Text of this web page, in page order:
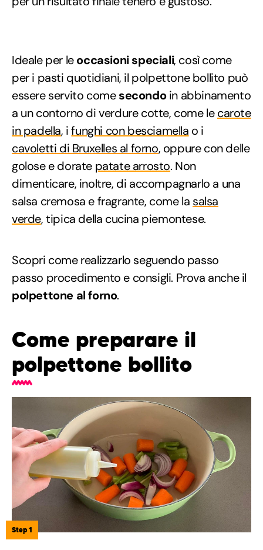
Ideale per leoccasioni speciali, così come
per i pasti quotidiani, il polpettone bollito può
essere servito comesecondoin abbinamento
a un contorno di verdure cotte, come lecarote
in padella, ifunghi con besciamella o i
cavoletti di Bruxelles al forno, oppure con delle
golose e dorate patate arrosto. Non
dimenticare, inoltre, di accompagnarlo a una
salsa cremosa e fragrante, come la salsa
verde, tipica della cucina piemontese.
Scopri come realizzarlo seguendo passo
passo procedimento e consigli. Prova anche il
polpettone al forno.
Come preparare il
polpettone bollito
Step 1